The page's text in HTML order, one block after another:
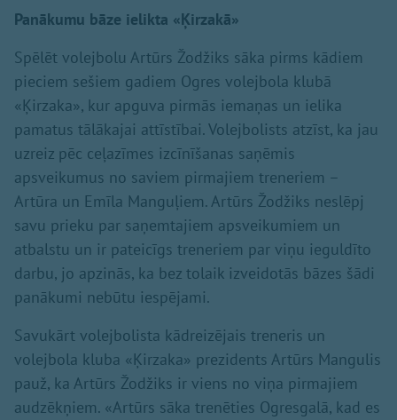
Panākumu bāze ielikta «Ķirzakā»
Spēlēt volejbolu Artūrs Žodžiks sāka pirms kādiem
pieciem sešiem gadiem Ogres volejbola klubā
«Ķirzaka», kur apguva pirmās iemaņas un ielika
pamatus tālākajai attīstībai. Volejbolists atzīst, ka jau
uzreiz pēc ceļazīmes izcīnīšanas saņēmis
apsveikumus no saviem pirmajiem treneriem –
Artūra un Emīla Manguļiem. Artūrs Žodžiks neslēpj
savu prieku par saņemtajiem apsveikumiem un
atbalstu un ir pateicīgs treneriem par viņu ieguldīto
darbu, jo apzinās, ka bez tolaik izveidotās bāzes šādi
panākumi nebūtu iespējami.
Savukārt volejbolista kādreizējais treneris un
volejbola kluba «Ķirzaka» prezidents Artūrs Mangulis
pauž, ka Artūrs Žodžiks ir viens no viņa pirmajiem
audzēkņiem. «Artūrs sāka trenēties Ogresgalā, kad es